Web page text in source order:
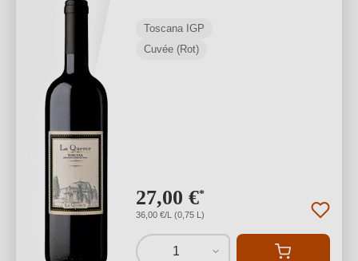
Toscana IGP
Cuvée (Rot)
27,00 €*
36,00 €/L (0,75 L)
1